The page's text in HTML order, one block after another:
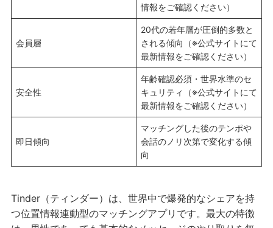
情報をご確認ください）
会員層
20代の若年層が圧倒的多数と
される傾向（※公式サイトにて
最新情報をご確認ください）
安全性
年齢確認必須・世界水準のセ
キュリティ（※公式サイトにて
最新情報をご確認ください）
即日傾向
マッチングした後のテンポや
会話のノリ次第で変化する傾
向
Tinder（ティンダー）は、世界中で爆発的なシェアを持
つ位置情報連動型のマッチングアプリです。最大の特徴